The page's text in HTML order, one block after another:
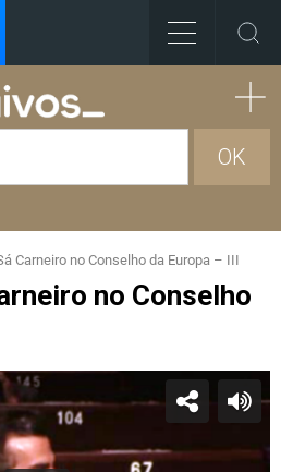
OK
Carneiro no Conselho da Europa – III
no Conselho